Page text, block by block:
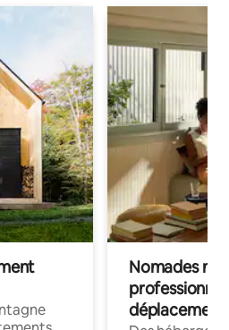
Nomades
déplacement